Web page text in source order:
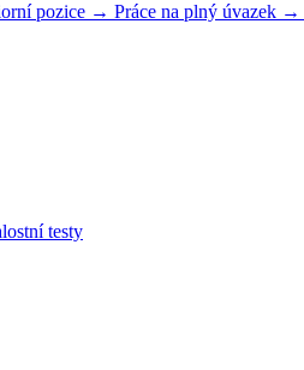
pozice → Práce na plný úvazek →
testy